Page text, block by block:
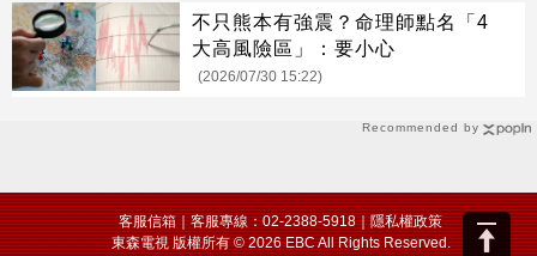
Recommended by
不只熊本有強震？命理師點名「4
大高風險區」：要小心
(2026/07/30 15:22)
客服信箱｜客服專線：02-2388-5918｜隱私權政策
東森電視 版權所有 © 2026 EBC All Rights Reserved.